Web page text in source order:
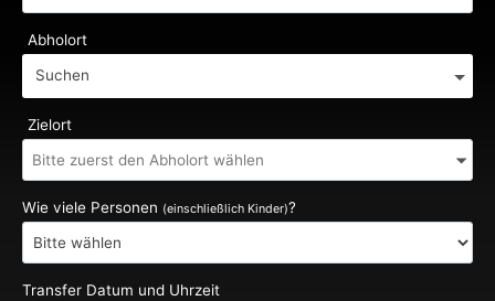
Abholort
Suchen
Zielort
Wie viele Personen (einschließlich Kinder)?
Transfer Datum und Uhrzeit